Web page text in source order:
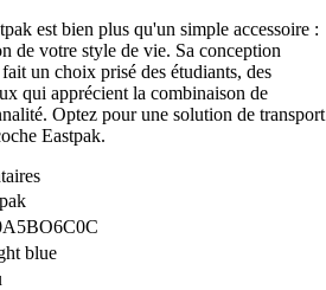
est bien plus qu'un simple accessoire :
de votre style de vie. Sa conception
un choix prisé des étudiants, des
qui apprécient la combinaison de
Optez pour une solution de transport
Eastpak.
blue